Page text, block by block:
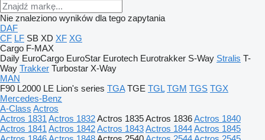
Nie znaleziono wyników dla tego zapytania
DAF
CF LF SB XD XF XG
Cargo F-MAX
Daily EuroCargo EuroStar Eurotech Eurotrakker S-Way Stralis T-
Way Trakker Turbostar X-Way
MAN
F90 L2000 LE Lion's series TGA TGE TGL TGM TGS TGX
Mercedes-Benz
A-Class Actros
Actros 1831 Actros 1832Actros 1835Actros 1836Actros 1840
Actros 1841 Actros 1842Actros 1843Actros 1844Actros 1845